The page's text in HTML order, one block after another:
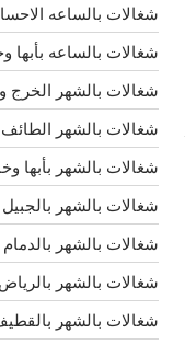
شغالات بالساعه
شغالات بالساعه
شغالات بالشهر الخرج
شغالات بالشهر الطائف
شغالات بالشهر
شغالات بالشهر
شغالات بالشهر بالدمام
شغالات بالشهر بالرياض
شغالات بالشهر